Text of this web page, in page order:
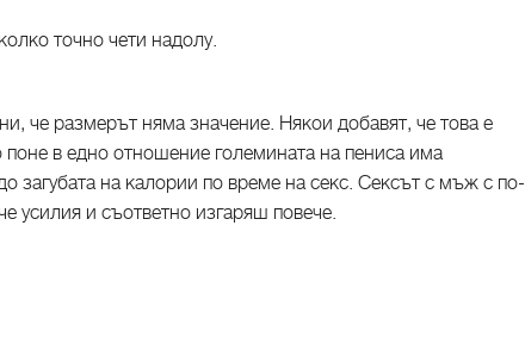
точно чети надолу.
че размерът няма значение. Някои добавят, че това е
поне в едно отношение големината на пениса има
загубата на калории по време на секс. Сексът с мъж с по-
усилия и съответно изгаряш повече.